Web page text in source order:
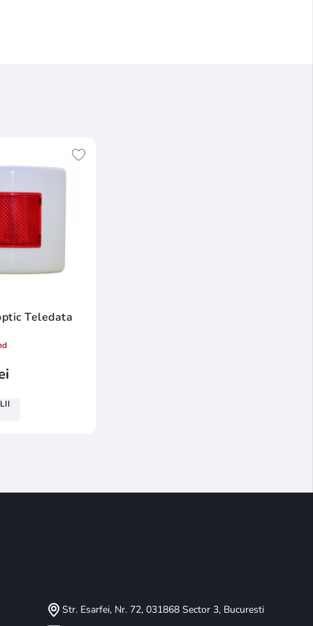
Teledata
Str. Esarfei, Nr. 72, 031868 Sector 3, Bucuresti